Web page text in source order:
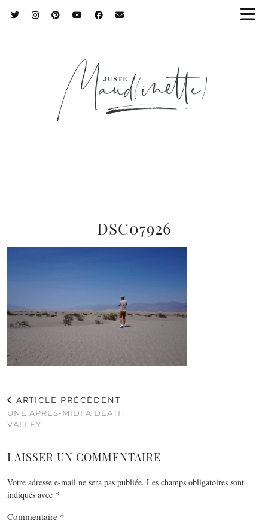
DSC07926
ARTICLE PRÉCÉDENT
UNE APRES-MIDI A DEATH
VALLEY
LAISSER UN COMMENTAIRE
Votre adresse e-mail ne sera pas publiée. Les champs obligatoires sont
indiqués avec *
Commentaire *